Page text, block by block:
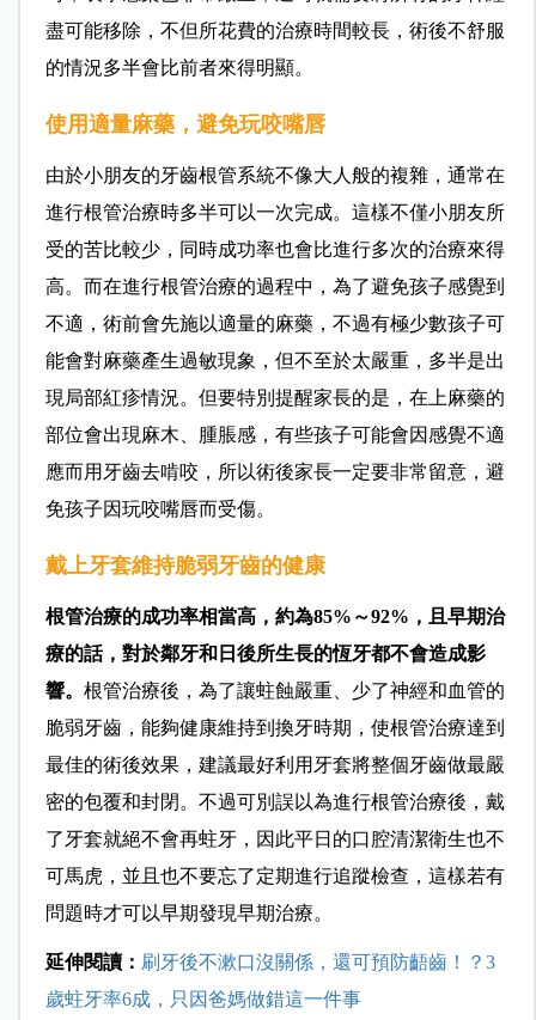
盡可能移除，不但所花費的治療時間較長，術後不舒服
的情況多半會比前者來得明顯。
使用適量麻藥，避免玩咬嘴唇
由於小朋友的牙齒根管系統不像大人般的複雜，通常在
進行根管治療時多半可以一次完成。這樣不僅小朋友所
受的苦比較少，同時成功率也會比進行多次的治療來得
高。而在進行根管治療的過程中，為了避免孩子感覺到
不適，術前會先施以適量的麻藥，不過有極少數孩子可
能會對麻藥產生過敏現象，但不至於太嚴重，多半是出
現局部紅疹情況。但要特別提醒家長的是，在上麻藥的
部位會出現麻木、腫脹感，有些孩子可能會因感覺不適
應而用牙齒去啃咬，所以術後家長一定要非常留意，避
免孩子因玩咬嘴唇而受傷。
戴上牙套維持脆弱牙齒的健康
根管治療的成功率相當高，約為85%～92%，且早期治
療的話，對於鄰牙和日後所生長的恆牙都不會造成影
響。 根管治療後，為了讓蛀蝕嚴重、少了神經和血管的
脆弱牙齒，能夠健康維持到換牙時期，使根管治療達到
最佳的術後效果，建議最好利用牙套將整個牙齒做最嚴
密的包覆和封閉。不過可別誤以為進行根管治療後，戴
了牙套就絕不會再蛀牙，因此平日的口腔清潔衛生也不
可馬虎，並且也不要忘了定期進行追蹤檢查，這樣若有
問題時才可以早期發現早期治療。
延伸閱讀： 刷牙後不漱口沒關係，還可預防齬齒！？3
歲蛀牙率6成，只因爸媽做錯這一件事